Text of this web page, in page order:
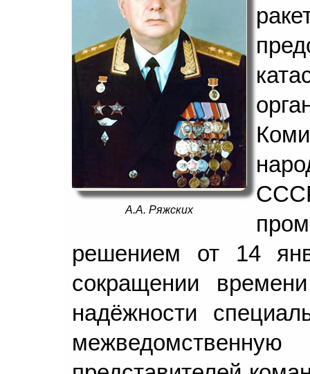
А.А. Ряжских
решением от 14
сокращении
надёжности